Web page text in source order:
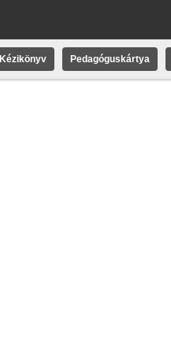
Kézikönyv Pedagóguskártya